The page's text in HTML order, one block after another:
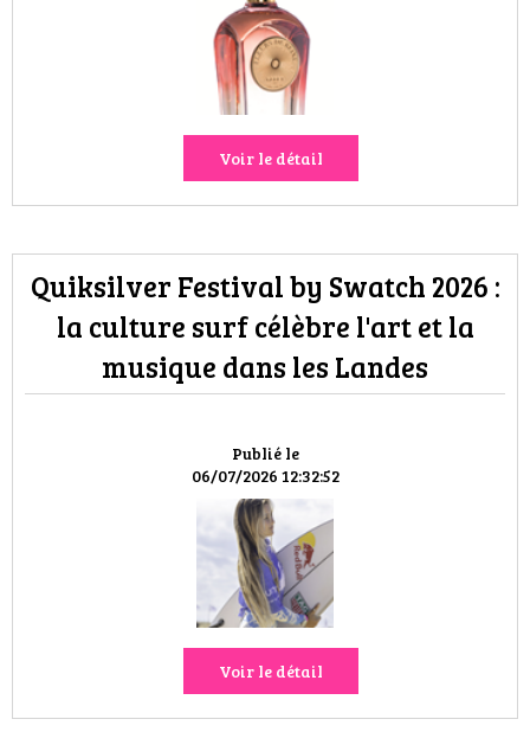
MAISON
AUTO
LIEUX TENDANCES
BEAUTÉ
MODE DE RUE
JEUNES CRÉATEURS
HISTOIRE DES MARQUES
VOYAGES & LOISIRS
Voir le détail
Publié le
06/07/2026 12:32:52
Quiksilver Festival by Swatch 2026 :
la culture surf célèbre l'art et la
musique dans les Landes
Voir le détail